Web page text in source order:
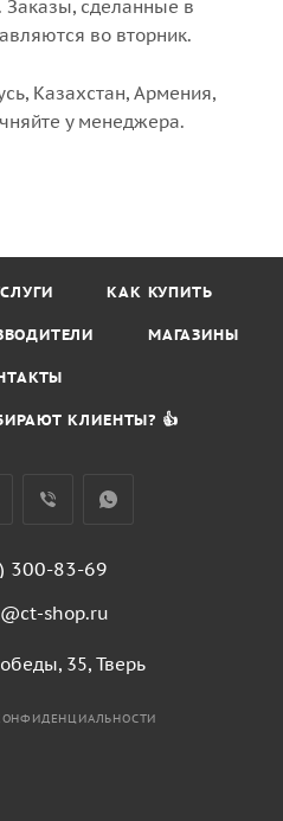
Заказы, сделанные в
во вторник.
Казахстан, Армения,
у менеджера.
КАК КУПИТЬ
МАГАЗИНЫ
КЛИЕНТЫ? 👍
300-83-69
shop.ru
35, Тверь